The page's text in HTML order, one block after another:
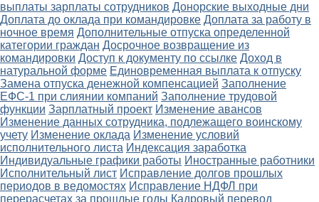
выплаты зарплаты сотрудников Донорские выходные дни
Доплата до оклада при командировке Доплата за работу в
ночное время Дополнительные отпуска определенной
категории граждан Досрочное возвращение из
командировки Доступ к документу по ссылке Доход в
натуральной форме Единовременная выплата к отпуску
Замена отпуска денежной компенсацией Заполнение
ЕФС-1 при слиянии компаний Заполнение трудовой
функции Зарплатный проект Изменение авансов
Изменение данных сотрудника, подлежащего воинскому
учету Изменение оклада Изменение условий
исполнительного листа Индексация заработка
Индивидуальные графики работы Иностранные работники
Исполнительный лист Исправление долгов прошлых
периодов в ведомостях Исправление НДФЛ при
перерасчетах за прошлые годы Кадровый перевод